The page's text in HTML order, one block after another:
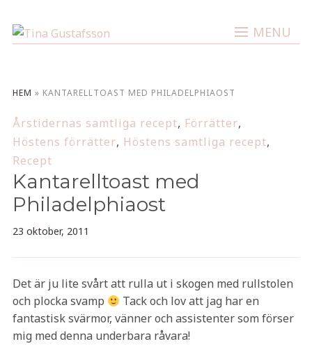
MENU
HEM » KANTARELLTOAST MED PHILADELPHIAOST
Årstidernas samtliga recept, Förrätter,
Höstens förrätter, Höstens samtliga recept,
Recept
Kantarelltoast med
Philadelphiaost
23 oktober, 2011
Det är ju lite svårt att rulla ut i skogen med rullstolen
och plocka svamp
Tack och lov att jag har en
fantastisk svärmor, vänner och assistenter som förser
mig med denna underbara råvara!